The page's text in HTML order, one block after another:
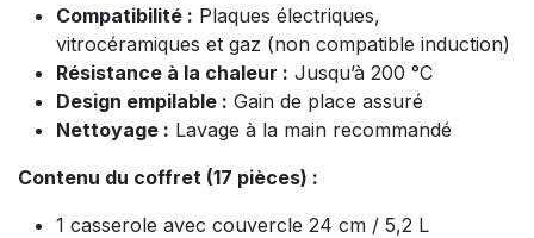
Compatibilité : Plaques électriques,
vitrocéramiques et gaz (non compatible induction)
Résistance à la chaleur : Jusqu’à 200 °C
Design empilable : Gain de place assuré
Nettoyage : Lavage à la main recommandé
Contenu du coffret (17 pièces) :
1 casserole avec couvercle 24 cm / 5,2 L